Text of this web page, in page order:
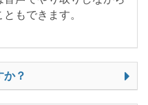
もできます。
？